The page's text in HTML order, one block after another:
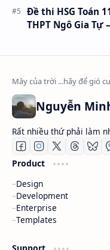
Đề thi HSG Toán
THPT Ngô Gia Tự
Rất nhiều thứ phải làm
Product
Design
Development
Enterprise
Templates
Support